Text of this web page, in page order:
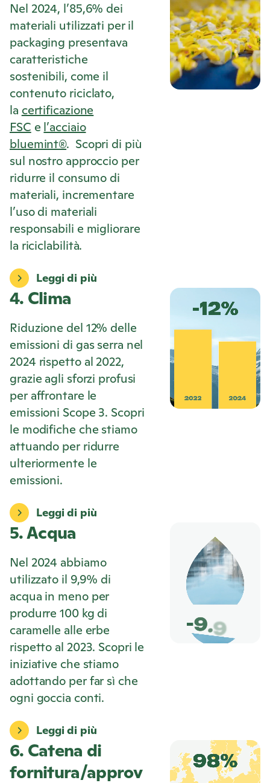
Nel 2024, l’85,6% dei
materiali utilizzati per il
packaging presentava
caratteristiche
sostenibili, come il
contenuto riciclato,
la certificazione
FSC e l’acciaio
bluemint®. Scopri di più
sul nostro approccio per
ridurre il consumo di
materiali, incrementare
l’uso di materiali
responsabili e migliorare
la riciclabilità.
Leggi di più
4. Clima
Riduzione del 12% delle
emissioni di gas serra nel
2024 rispetto al 2022,
grazie agli sforzi profusi
per affrontare le
emissioni Scope 3. Scopri
le modifiche che stiamo
attuando per ridurre
ulteriormente le
emissioni.
Leggi di più
5. Acqua
Nel 2024 abbiamo
utilizzato il 9,9% di
acqua in meno per
produrre 100 kg di
caramelle alle erbe
rispetto al 2023. Scopri le
iniziative che stiamo
adottando per far sì che
ogni goccia conti.
Leggi di più
6. Catena di
fornitura/approv